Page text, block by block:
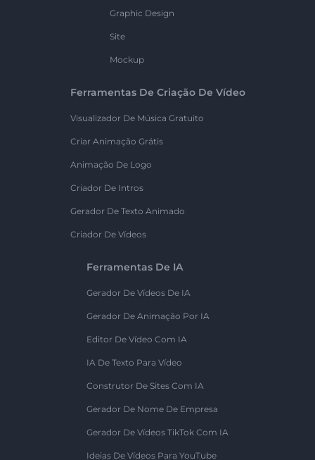
Graphic Design
Site
Mockup
Ferramentas De Criação De Vídeo
Visualizador De Música Gratuito
Criar Animação Grátis
Animação De Logo
Criador De Intros
Gerador De Texto Animado
Criador De Vídeos
Ferramentas De IA
Gerador De Vídeos De IA
Gerador De Animação Por IA
Editor De Vídeo Com IA
IA De Texto Para Vídeo
Construtor De Sites Com IA
Gerador De Nome De Empresa
Gerador De Vídeos TikTok Com IA
Ideias De Vídeos Para YouTube